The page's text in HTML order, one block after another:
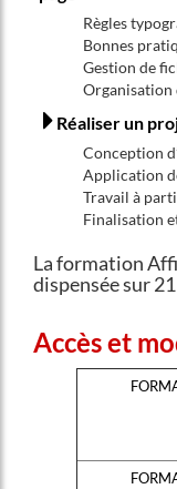
Règles
Bonnes
Gestion de
Organisation
Réaliser un
Conception
Application
Travail à
Finalisation
La formation
dispensée sur
Accès et